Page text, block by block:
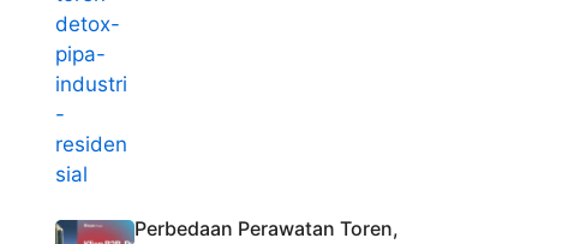
Perbedaan Perawatan Toren,